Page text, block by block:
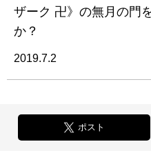
ザーク 卍》の無月の門
か？
2019.7.2
ポスト